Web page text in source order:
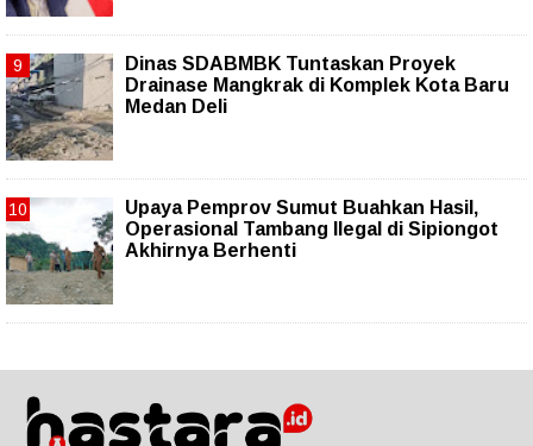
Dinas SDABMBK Tuntaskan Proyek
Drainase Mangkrak di Komplek Kota Baru
Medan Deli
Upaya Pemprov Sumut Buahkan Hasil,
Operasional Tambang Ilegal di Sipiongot
Akhirnya Berhenti